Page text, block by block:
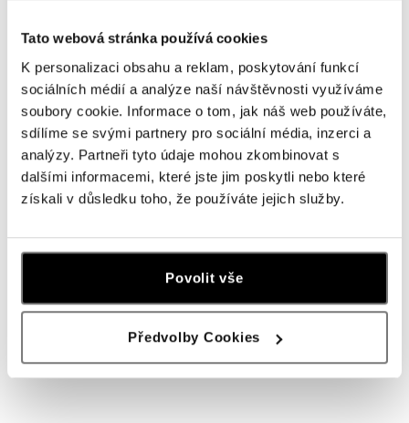
Tato webová stránka používá cookies
K personalizaci obsahu a reklam, poskytování funkcí
sociálních médií a analýze naší návštěvnosti využíváme
soubory cookie. Informace o tom, jak náš web používáte,
sdílíme se svými partnery pro sociální média, inzerci a
analýzy. Partneři tyto údaje mohou zkombinovat s
dalšími informacemi, které jste jim poskytli nebo které
získali v důsledku toho, že používáte jejich služby.
Povolit vše
Předvolby Cookies